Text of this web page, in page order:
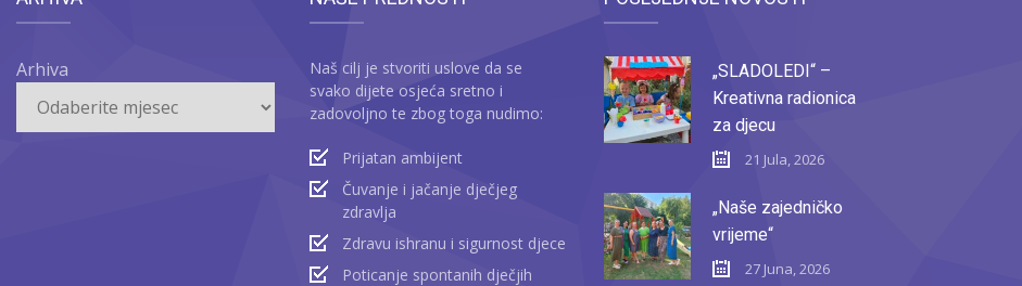
Arhiva
Naš cilj je stvoriti uslove da se
svako dijete osjeća sretno i
zadovoljno te zbog toga nudimo:
Prijatan ambijent
Čuvanje i jačanje dječjeg
zdravlja
Zdravu ishranu i sigurnost djece
Poticanje spontanih dječjih
„SLADOLEDI“ –
Kreativna radionica
za djecu
21 Jula, 2026
„Naše zajedničko
vrijeme“
27 Juna, 2026